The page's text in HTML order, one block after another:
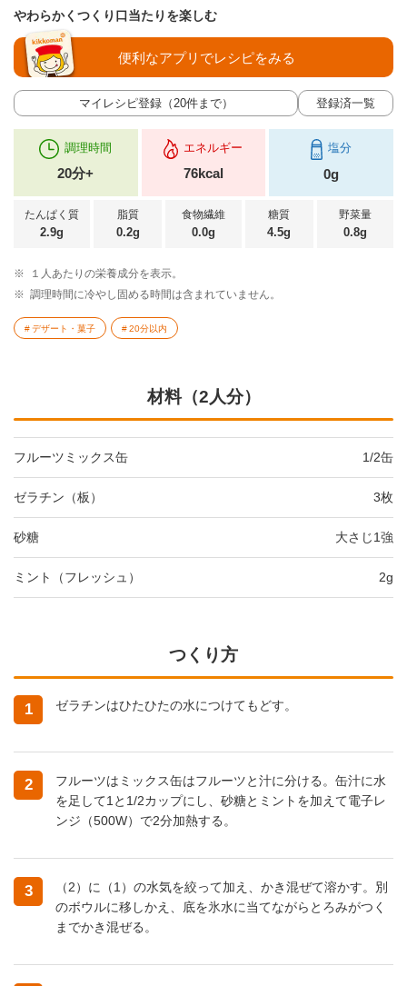
やわらかくつくり口当たりを楽しむ
マイレシピ登録（20件まで） 登録済一覧
便利なアプリでレシピをみる
調理時間
20分+
エネルギー
76kcal
塩分
0g
たんぱく質
2.9g
脂質
0.2g
食物繊維
0.0g
糖質
4.5g
野菜量
0.8g
※
１人あたりの栄養成分を表示。
※ 調理時間に冷やし固める時間は含まれていません。
デザート・菓子 20分以内
材料（2人分）
フルーツミックス缶 1/2缶
ゼラチン（板） 3枚
砂糖 大さじ1強
ミント（フレッシュ） 2g
つくり方
1 ゼラチンはひたひたの水につけてもどす。
2
フルーツはミックス缶はフルーツと汁に分ける。缶汁に水
を足して1と1/2カップにし、砂糖とミントを加えて電子レ
ンジ（500W）で2分加熱する。
3
（2）に（1）の水気を絞って加え、かき混ぜて溶かす。別
のボウルに移しかえ、底を氷水に当てながらとろみがつく
までかき混ぜる。